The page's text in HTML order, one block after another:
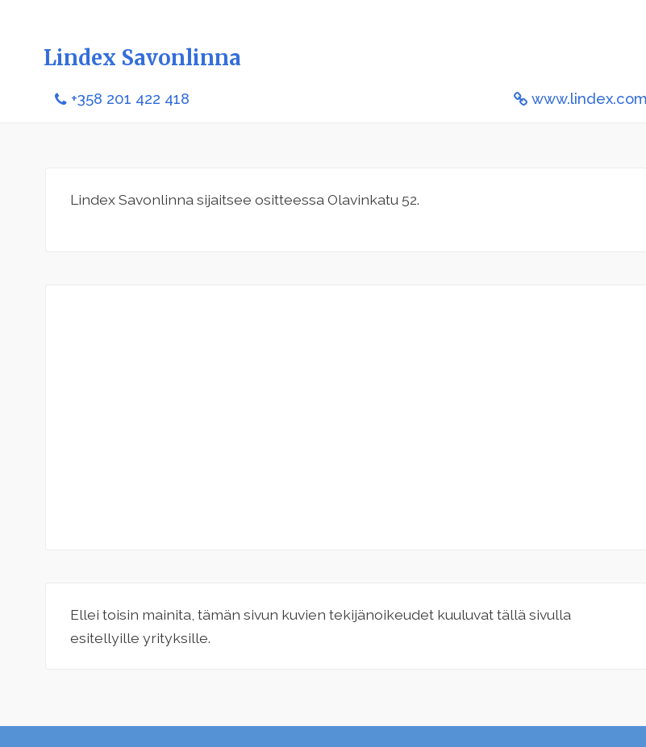
Lindex Savonlinna
+358 201 422 418 www.lindex.com
Lindex Savonlinna sijaitsee ositteessa Olavinkatu 52.
Ellei toisin mainita, tämän sivun kuvien tekijänoikeudet kuuluvat tällä sivulla
esitellyille yrityksille.